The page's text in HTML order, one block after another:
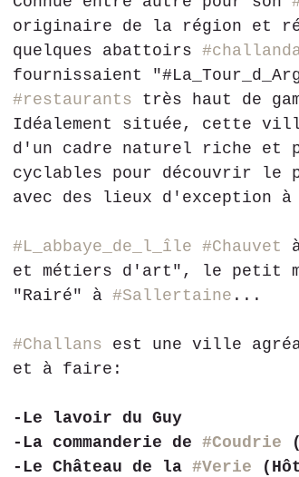
originaire de la région et
quelques abattoirs
fournissaient
#restaurants très haut de
Idéalement située, cette
d'un cadre naturel riche et
cyclables pour découvrir le
avec des lieux d'exception
#L_abbaye_de_l_île #Chauvet
et métiers d'art", le petit
"Rairé" à #Sallertaine ...
#Challans est une ville
et à faire:
-Le lavoir du Guy
-La commanderie de #Coudrie
-Le Château de la #Verie